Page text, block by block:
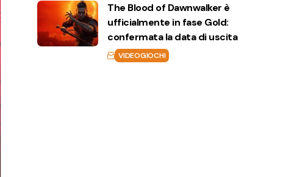
The Blood of Dawnwalker è
ufficialmente in fase Gold:
confermata la data di uscita
VIDEOGIOCHI